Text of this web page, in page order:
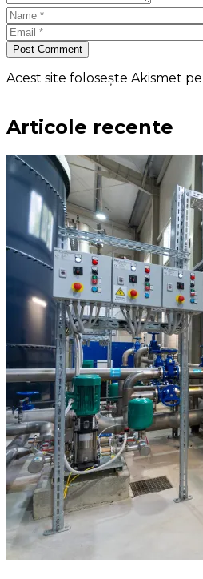
Post Comment
Acest site folosește Akismet
Articole recente